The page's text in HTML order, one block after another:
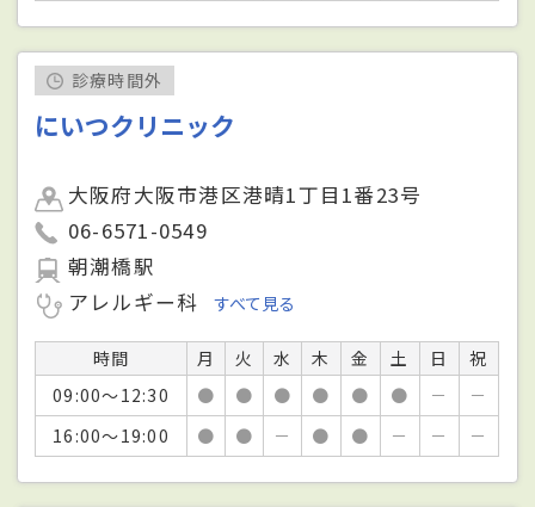
診療時間外
にいつクリニック
大阪府大阪市港区港晴1丁目1番23号
06-6571-0549
朝潮橋駅
アレルギー科
すべて見る
時間 月 火 水 木 金 土 日
祝
09:00～12:30
● ● ● ● ● ● －
－
16:00～19:00
● ● － ● ● － － －